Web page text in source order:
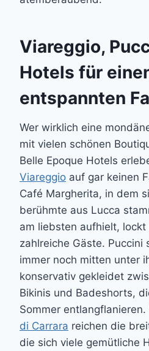
Viareggio,
Hotels für
entspannten
Wer wirklich eine
mit vielen schönen
Belle Epoque Hotels
Viareggio auf gar keinen
Café Margherita, in dem
berühmte aus Lucca
am liebsten aufhielt, lockt
zahlreiche Gäste. Puccini
immer noch mitten unter
konservativ gekleidet
Bikinis und Badeshorts,
Sommer entlangflanieren.
di Carrara reichen die
die sich viele gemütliche